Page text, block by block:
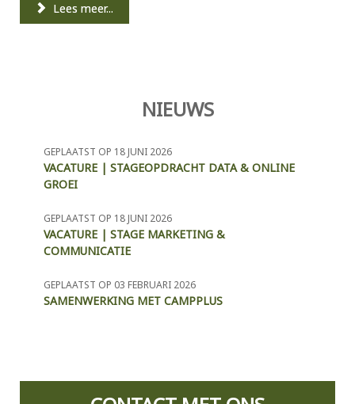
Lees meer...
NIEUWS
GEPLAATST OP 18 JUNI 2026
VACATURE | STAGEOPDRACHT DATA & ONLINE
GROEI
GEPLAATST OP 18 JUNI 2026
VACATURE | STAGE MARKETING &
COMMUNICATIE
GEPLAATST OP 03 FEBRUARI 2026
SAMENWERKING MET CAMPPLUS